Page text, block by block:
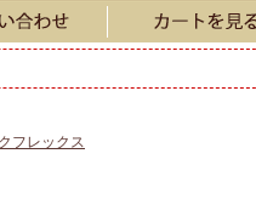
フレックス